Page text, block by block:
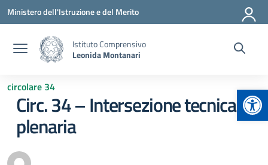
Vai ai contenuti
Vai al menu di navigazione
Vai al footer
Ministero dell'Istruzione e del Merito
Istituto Comprensivo
Leonida Montanari
circolare 34
Circ. 34 – Intersezione tecnica e
plenaria